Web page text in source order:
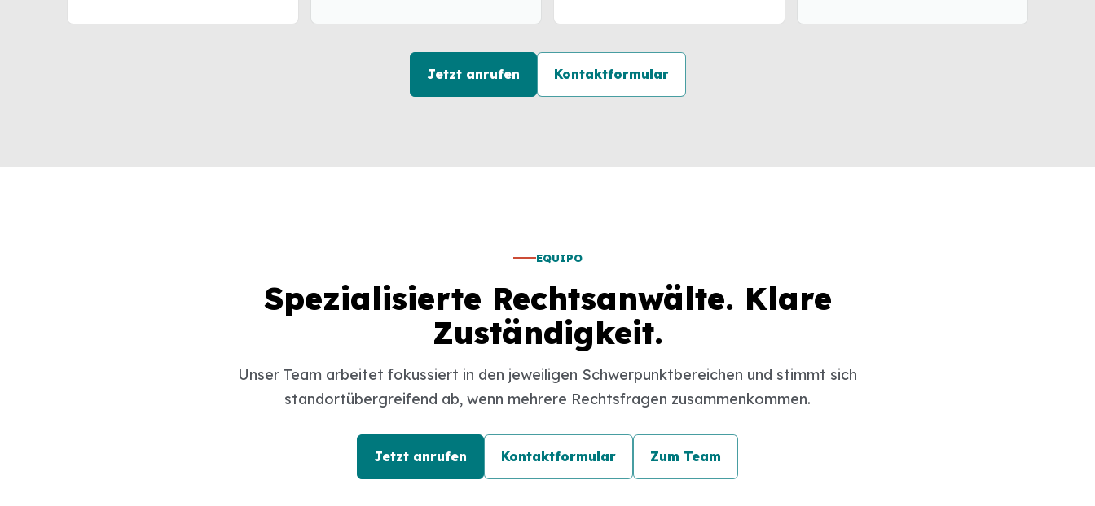
Jetzt anrufen Kontaktformular
EQUIPO
Spezialisierte Rechtsanwälte. Klare
Zuständigkeit.
Unser Team arbeitet fokussiert in den jeweiligen Schwerpunktbereichen und stimmt sich
standortübergreifend ab, wenn mehrere Rechtsfragen zusammenkommen.
Jetzt anrufen Kontaktformular Zum Team